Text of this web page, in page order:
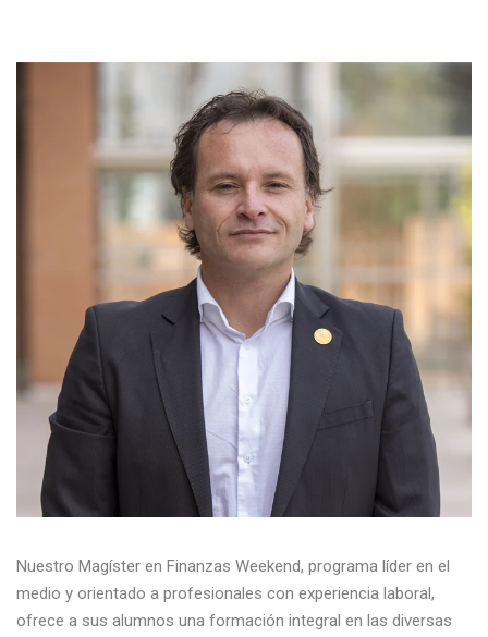
Nuestro Magíster en Finanzas Weekend, programa líder en el
medio y orientado a profesionales con experiencia laboral,
ofrece a sus alumnos una formación integral en las diversas